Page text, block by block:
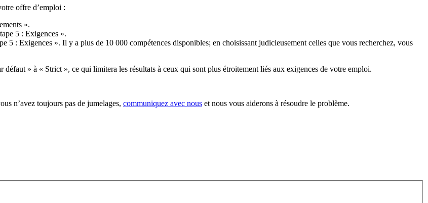
offre d’emploi :
».
5 : Exigences ».
5 : Exigences ». Il y a plus de 10 000 compétences disponibles; en choisissant judicieusement celles que vous recherchez, vous
» à « Strict », ce qui limitera les résultats à ceux qui sont plus étroitement liés aux exigences de votre emploi.
n’avez toujours pas de jumelages, communiquez avec nous et nous vous aiderons à résoudre le problème.